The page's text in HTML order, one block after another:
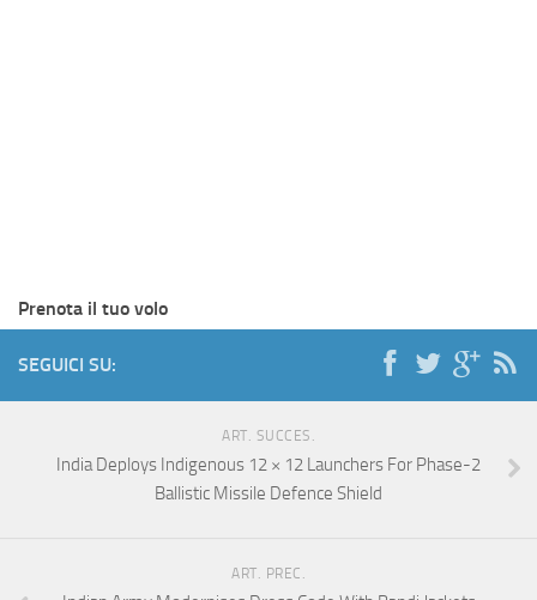
Prenota il tuo volo
SEGUICI SU:
ART. SUCCES.
India Deploys Indigenous 12 × 12 Launchers For Phase-2
Ballistic Missile Defence Shield
ART. PREC.